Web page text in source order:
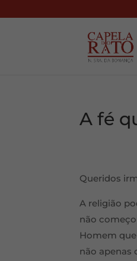
A fé
Queridos
A religião
não
Homem
não apenas